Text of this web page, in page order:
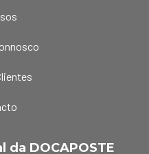
da DOCAPOSTE